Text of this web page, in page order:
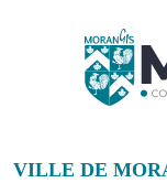
VILLE DE